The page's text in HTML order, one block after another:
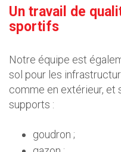
Un travail de
sportifs
Notre équipe est
sol pour les
comme en extérieur, et
supports :
goudron ;